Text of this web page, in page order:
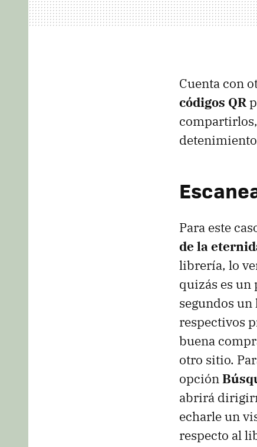
Cuenta con
códigos QR
Para este
de la
librería, lo
quizás es un
segundos
respectivos
buena
otro sitio.
opción
abrirá
echarle un
respecto al